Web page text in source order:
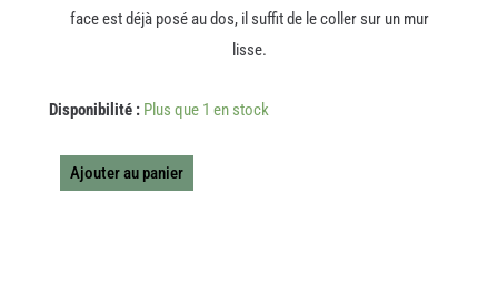
face est déjà posé au dos, il suffit de le coller sur un mur
lisse.
Disponibilité : Plus que 1 en stock
quantité
PRINCESSSE
Ajouter au panier